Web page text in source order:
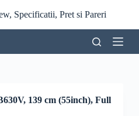
Specificatii, Pret si Pareri
139 cm (55inch), Full